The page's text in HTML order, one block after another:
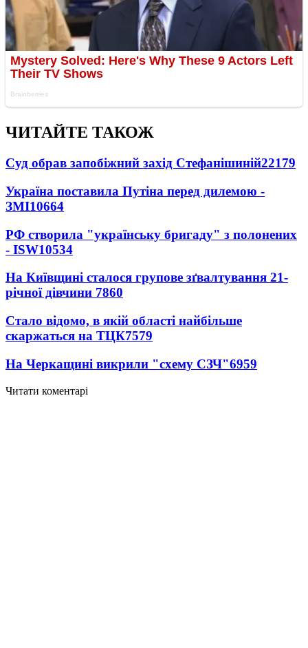
ЧИТАЙТЕ ТАКОЖ
Суд обрав запобіжний захід Стефанішиній22179
Україна поставила Путіна перед дилемою -
ЗМІ10664
РФ створила "українську бригаду" з полонених
- ISW10534
На Київщині сталося групове зґвалтування 21-
річної дівчини 7860
Стало відомо, в якій області найбільше
скаржаться на ТЦК7579
На Черкащині викрили "схему СЗЧ"6959
Читати коментарі